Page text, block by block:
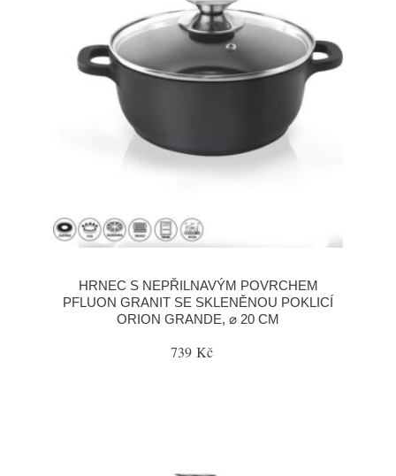
HRNEC S NEPŘILNAVÝM POVRCHEM
PFLUON GRANIT SE SKLENĚNOU POKLICÍ
ORION GRANDE, ⌀ 20 CM
739 Kč